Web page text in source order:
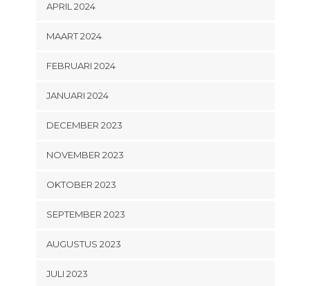
APRIL 2024
MAART 2024
FEBRUARI 2024
JANUARI 2024
DECEMBER 2023
NOVEMBER 2023
OKTOBER 2023
SEPTEMBER 2023
AUGUSTUS 2023
JULI 2023